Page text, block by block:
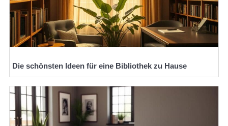
Die schönsten Ideen für eine Bibliothek zu Hause